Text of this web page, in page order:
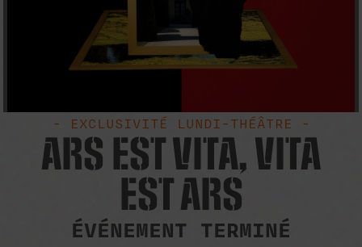
- EXCLUSIVITÉ LUNDI-THÉÂTRE -
ARS EST VITA, VITA
EST ARS
ÉVÉNEMENT TERMINÉ